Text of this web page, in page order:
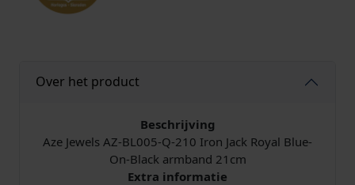
l
u
e
Over het product
Beschrijving
Aze Jewels AZ-BL005-Q-210 Iron Jack Royal Blue-
On-Black armband 21cm
Extra informatie